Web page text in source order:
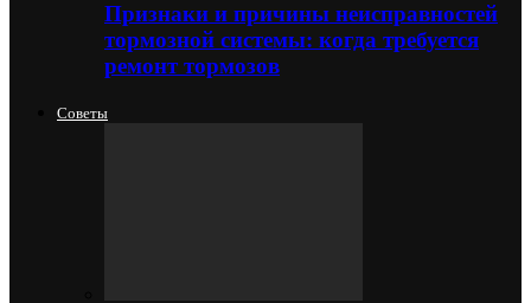
Признаки и причины неисправностей
тормозной системы: когда требуется
ремонт тормозов
Советы